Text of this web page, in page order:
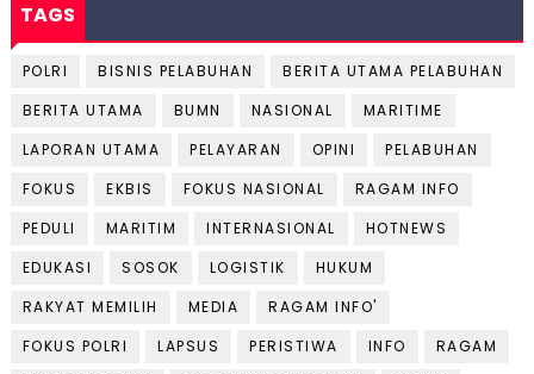
TAGS
POLRI BISNIS PELABUHAN
BERITA UTAMA PELABUHAN
BERITA UTAMA
BUMN NASIONAL
MARITIME
LAPORAN UTAMA
PELAYARAN OPINI
PELABUHAN
FOKUS
EKBIS FOKUS NASIONAL
RAGAM INFO
PEDULI
MARITIM INTERNASIONAL
HOTNEWS
EDUKASI
SOSOK LOGISTIK
HUKUM
RAKYAT MEMILIH
MEDIA
RAGAM INFO'
FOKUS POLRI
LAPSUS PERISTIWA INFO
RAGAM